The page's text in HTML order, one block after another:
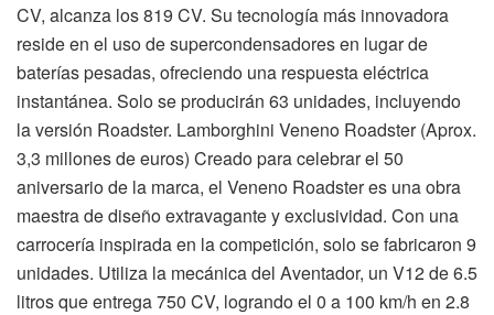
CV, alcanza los 819 CV. Su tecnología más innovadora
reside en el uso de supercondensadores en lugar de
baterías pesadas, ofreciendo una respuesta eléctrica
instantánea. Solo se producirán 63 unidades, incluyendo
la versión Roadster. Lamborghini Veneno Roadster (Aprox.
3,3 millones de euros) Creado para celebrar el 50
aniversario de la marca, el Veneno Roadster es una obra
maestra de diseño extravagante y exclusividad. Con una
carrocería inspirada en la competición, solo se fabricaron 9
unidades. Utiliza la mecánica del Aventador, un V12 de 6.5
litros que entrega 750 CV, logrando el 0 a 100 km/h en 2.8